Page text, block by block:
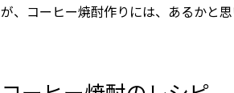
が、コーヒー焼酎作りには、あるかと思